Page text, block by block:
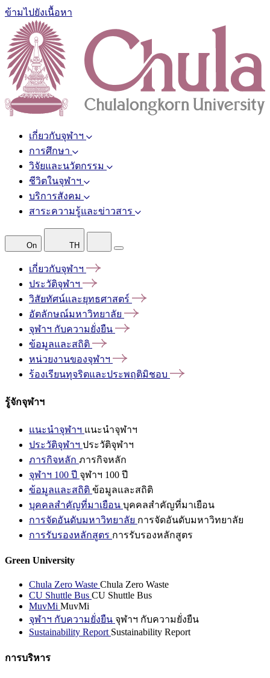
ข้ามไปยังเนื้อหา
เกี่ยวกับจุฬาฯ
การศึกษา
วิจัยและนวัตกรรม
ชีวิตในจุฬาฯ
บริการสังคม
สาระความรู้และข่าวสาร
On TH
เกี่ยวกับจุฬาฯ
ประวัติจุฬาฯ
วิสัยทัศน์และยุทธศาสตร์
อัตลักษณ์มหาวิทยาลัย
จุฬาฯ กับความยั่งยืน
ข้อมูลและสถิติ
หน่วยงานของจุฬาฯ
ร้องเรียนทุจริตและประพฤติมิชอบ
รู้จักจุฬาฯ
แนะนำจุฬาฯ แนะนำจุฬาฯ
ประวัติจุฬาฯ ประวัติจุฬาฯ
ภารกิจหลัก ภารกิจหลัก
จุฬาฯ 100 ปี จุฬาฯ 100 ปี
ข้อมูลและสถิติ ข้อมูลและสถิติ
บุคคลสำคัญที่มาเยือน บุคคลสำคัญที่มาเยือน
การจัดอันดับมหาวิทยาลัย การจัดอันดับมหาวิทยาลัย
การรับรองหลักสูตร การรับรองหลักสูตร
Green University
Chula Zero Waste Chula Zero Waste
CU Shuttle Bus CU Shuttle Bus
MuvMi MuvMi
จุฬาฯ กับความยั่งยืน จุฬาฯ กับความยั่งยืน
Sustainability Report Sustainability Report
การบริหาร